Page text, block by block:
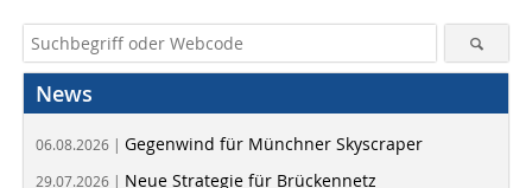
News
06.08.2026 | Gegenwind für Münchner Skyscraper
29.07.2026 | Neue Strategie für Brückennetz